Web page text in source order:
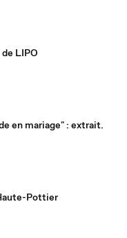
LIPO
en mariage" : extrait.
Pottier